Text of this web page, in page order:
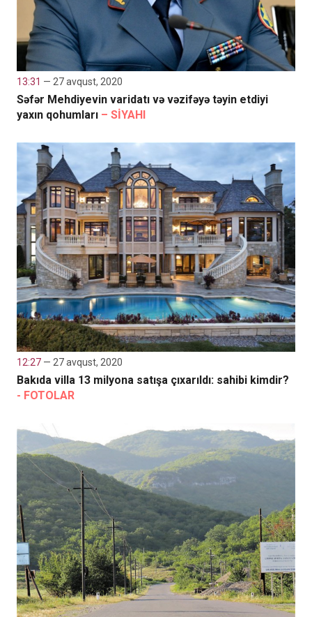
13:31 — 27 avqust, 2020
Səfər Mehdiyevin varidatı və vəzifəyə təyin etdiyi
yaxın qohumları – SİYAHI
12:27 — 27 avqust, 2020
Bakıda villa 13 milyona satışa çıxarıldı: sahibi kimdir?
- FOTOLAR